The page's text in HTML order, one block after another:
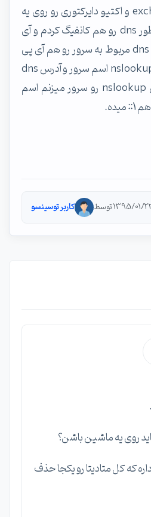
در ضمن من کلا exchange و اکتیو دایرکتوری رو روی یه
سیستم دارم. و همین طور dns رو هم کانفیگ کردم و آی
پی استاتیک دادم و آدرس dns مربوط به سرور رو هم آی پی
خود سرورم دادم. با زدن nslookup اسم سرور و آدرس dns
رو درست میداد. ولی الان nslookup رو سرور میزنم اسم
کاربر توسینسو
روی یه ماشین باشن؟
که کل متادیتا رو یکجا حذف